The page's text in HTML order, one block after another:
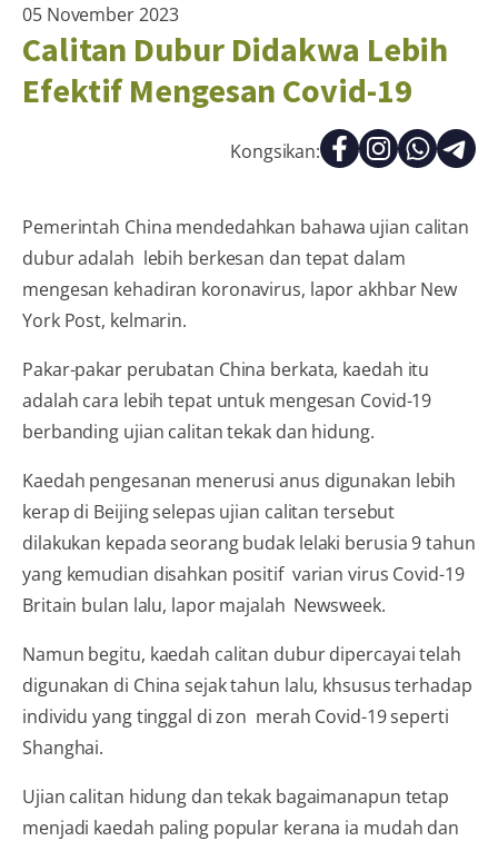
05 November 2023
Calitan Dubur Didakwa Lebih
Efektif Mengesan Covid-19
Kongsikan:
Pemerintah China mendedahkan bahawa ujian calitan
dubur adalah lebih berkesan dan tepat dalam
mengesan kehadiran koronavirus, lapor akhbar New
York Post, kelmarin.
Pakar-pakar perubatan China berkata, kaedah itu
adalah cara lebih tepat untuk mengesan Covid-19
berbanding ujian calitan tekak dan hidung.
Kaedah pengesanan menerusi anus digunakan lebih
kerap di Beijing selepas ujian calitan tersebut
dilakukan kepada seorang budak lelaki berusia 9 tahun
yang kemudian disahkan positif varian virus Covid-19
Britain bulan lalu, lapor majalah Newsweek.
Namun begitu, kaedah calitan dubur dipercayai telah
digunakan di China sejak tahun lalu, khsusus terhadap
individu yang tinggal di zon merah Covid-19 seperti
Shanghai.
Ujian calitan hidung dan tekak bagaimanapun tetap
menjadi kaedah paling popular kerana ia mudah dan